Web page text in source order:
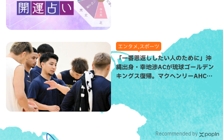
エンタメ,スポーツ
「一番恩返ししたい人のために」沖
縄出身・幸地渉ACが琉球ゴールデン
キングス復帰。マクヘンリーAHCに
信頼を寄せる理由
Recommended by